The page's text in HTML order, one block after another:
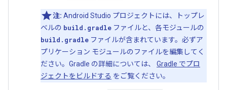
注: Android Studio プロジェクトには、トップレ
ベルの build.gradle ファイルと、各モジュールの
build.gradle ファイルが含まれています。必ずア
プリケーション モジュールのファイルを編集してく
ださい。Gradle の詳細については、 Gradle でプロ
ジェクトをビルドする をご覧ください。